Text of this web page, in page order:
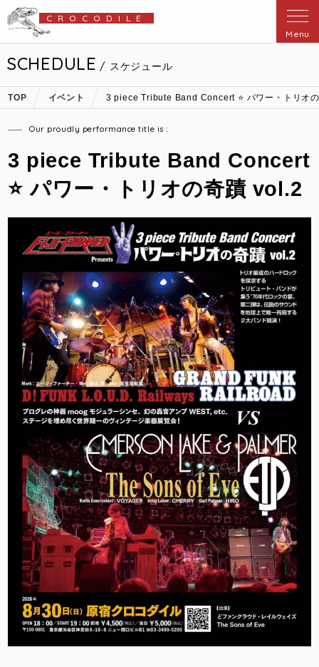
CROCODILE
Menu
SCHEDULE / スケジュール
TOP イベント 3 piece Tribute Band Concert ⭐️ パワー・トリオ
Our proudly performance title is :
3 piece Tribute Band Concert
⭐️ パワー・トリオの奇蹟 vol.2